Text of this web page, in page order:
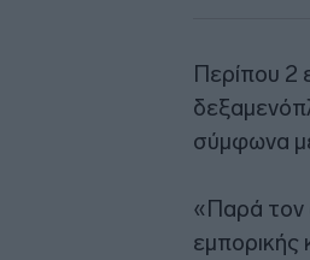
Περίπου 2
σύμφωνα
«Παρά τον
εμπορικής